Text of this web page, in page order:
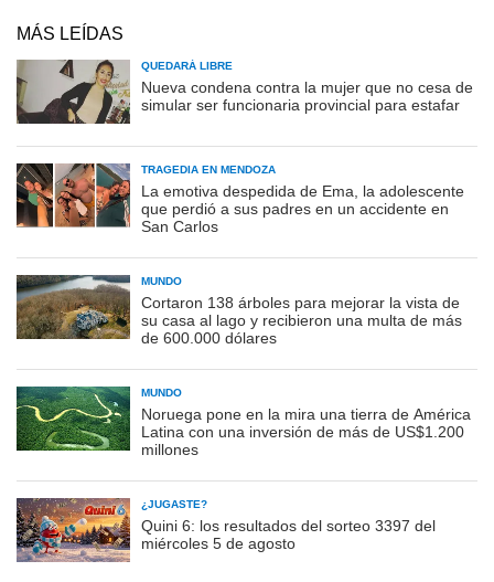
MÁS LEÍDAS
QUEDARÁ LIBRE
Nueva condena contra la mujer que no cesa de
simular ser funcionaria provincial para estafar
TRAGEDIA EN MENDOZA
La emotiva despedida de Ema, la adolescente
que perdió a sus padres en un accidente en
San Carlos
MUNDO
Cortaron 138 árboles para mejorar la vista de
su casa al lago y recibieron una multa de más
de 600.000 dólares
MUNDO
Noruega pone en la mira una tierra de América
Latina con una inversión de más de US$1.200
millones
¿JUGASTE?
Quini 6: los resultados del sorteo 3397 del
miércoles 5 de agosto